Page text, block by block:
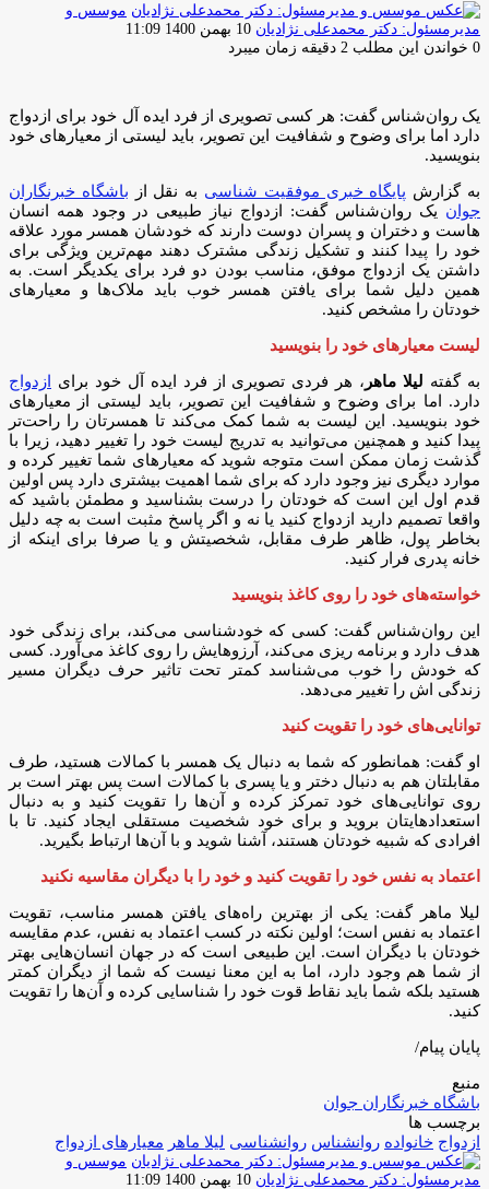
موسس و
مدیرمسئول: دکتر محمدعلی نژادیان ارسال
ایمیل
10 بهمن 1400 11:09
0 خواندن این مطلب 2 دقیقه زمان میبرد
یک روان‌شناس گفت: هر کسی تصویری از فرد ایده آل خود برای ازدواج
دارد اما برای وضوح و شفافیت این تصویر، باید لیستی از معیار‌های خود
بنویسید.
به گزارش پایگاه خبری موفقیت شناسی به نقل از باشگاه خبرنگاران
جوان یک روان‌شناس گفت: ازدواج نیاز طبیعی در وجود همه انسان
هاست و دختران و پسران دوست دارند که خودشان همسر مورد علاقه
خود را پیدا کنند و تشکیل زندگی مشترک دهند مهم‌ترین ویژگی برای
داشتن یک ازدواج موفق، مناسب بودن دو فرد برای یکدیگر است. به
همین دلیل شما برای یافتن همسر خوب باید ملاک‌ها و معیار‌های
خودتان را مشخص کنید.
لیست معیار‌های خود را بنویسید
به گفته لیلا ماهر ، هر فردی تصویری از فرد ایده آل خود برای ازدواج
دارد. اما برای وضوح و شفافیت این تصویر، باید لیستی از معیار‌های
خود بنویسید. این لیست به شما کمک می‌کند تا همسرتان را راحت‌تر
پیدا کنید و همچنین می‌توانید به تدریج لیست خود را تغییر دهید، زیرا با
گذشت زمان ممکن است متوجه شوید که معیار‌های شما تغییر کرده و
موارد دیگری نیز وجود دارد که برای شما اهمیت بیشتری دارد پس اولین
قدم اول این است که خودتان را درست بشناسید و مطمئن باشید که
واقعا تصمیم دارید ازدواج کنید یا نه و اگر پاسخ مثبت است به چه دلیل
بخاطر پول، ظاهر طرف مقابل، شخصیتش و یا صرفا برای اینکه از
خانه پدری فرار کنید.
خواسته‌های خود را روی کاغذ بنویسید
این روان‌شناس گفت: کسی که خودشناسی می‌کند، برای زندگی خود
هدف دارد و برنامه ریزی می‌کند، آرزوهایش را روی کاغذ می‌آورد. کسی
که خودش را خوب می‌شناسد کمتر تحت تاثیر حرف دیگران مسیر
زندگی اش را تغییر می‌دهد.
توانایی‌های خود را تقویت کنید
او گفت: همانطور که شما به دنبال یک همسر با کمالات هستید، طرف
مقابلتان هم به دنبال دختر و یا پسری با کمالات است پس بهتر است بر
روی توانایی‌های خود تمرکز کرده و آن‌ها را تقویت کنید و به دنبال
استعدادهایتان بروید و برای خود شخصیت مستقلی ایجاد کنید. تا با
افرادی که شبیه خودتان هستند، آشنا شوید و با آن‌ها ارتباط بگیرید.
اعتماد به نفس خود را تقویت کنید و خود را با دیگران مقاسیه نکنید
لیلا ماهر گفت: یکی از بهترین راه‌های یافتن همسر مناسب، تقویت
اعتماد به نفس است؛ اولین نکته در کسب اعتماد به نفس، عدم مقایسه
خودتان با دیگران است. این طبیعی است که در جهان انسان‌هایی بهتر
از شما هم وجود دارد، اما به این معنا نیست که شما از دیگران کمتر
هستید بلکه شما باید نقاط قوت خود را شناسایی کرده و آن‌ها را تقویت
کنید.
پایان پیام/
منبع
باشگاه خبرنگاران جوان
برچسب ها
ازدواج خانواده روانشناس روانشناسی لیلا ماهر معیارهای ازدواج
موسس و
مدیرمسئول: دکتر محمدعلی نژادیان ارسال
10 بهمن 1400 11:09